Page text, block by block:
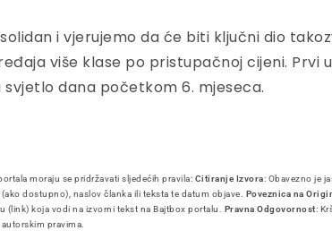
i vjerujemo da će biti ključni dio
više klase po pristupačnoj cijeni. Prvi
dana početkom 6. mjeseca.
moraju se pridržavati sljedećih pravila: Citiranje Izvora: Obavezno je
dostupno), naslov članka ili teksta te datum objave. Poveznica na
(link) koja vodi na izvorni tekst na Bajtbox portalu. Pravna Odgovornost:
pravima.